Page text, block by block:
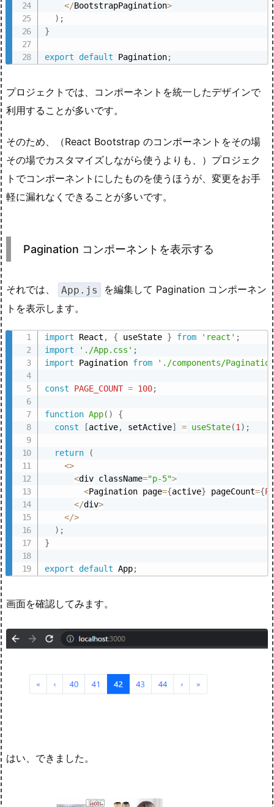
</BootstrapPagination>
) ;
}
export default Pagination;
プロジェクトでは、コンポーネントを統一したデザインで
利用することが多いです。
そのため、（React Bootstrap のコンポーネントをその場
その場でカスタマイズしながら使うよりも、）プロジェク
トでコンポーネントにしたものを使うほうが、変更をお手
軽に漏れなくできることが多いです。
Pagination コンポーネントを表示する
それでは、 App.js
を編集して Pagination コンポーネン
トを表示します。
import React , { useState } from 'react' ;
import
'./App.css' ;
import Pagination from './components/
const PAGE_COUNT = 100;
function App( )
{
const
[active, setActive] = useState(1 ) ;
return
(
<>
<div className="p-5">
<Pagination page={active} pageCount={
</div>
</>
) ;
}
export default App;
画面を確認してみます。
はい、できました。